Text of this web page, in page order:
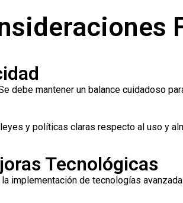
debe mantener un balance cuidadoso
y políticas claras respecto al uso y
Tecnológicas
la implementación de tecnologías